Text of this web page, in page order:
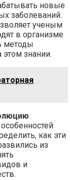
новые
заболеваний.
ученым
в организме
методы
знании.
как эти
из
и